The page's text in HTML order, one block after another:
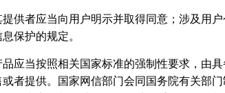
供者应当向用户明示并取得同意；涉及用户
保护的规定。
应当按照相关国家标准的强制性要求，由具
者提供。国家网信部门会同国务院有关部门